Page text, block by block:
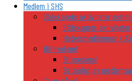
Medlem i SHS
Sällskapets aktiviteter och
Sällskapets
Hedersmedlemmar /
Bli medlem!
Bli medlem!
Betalning av